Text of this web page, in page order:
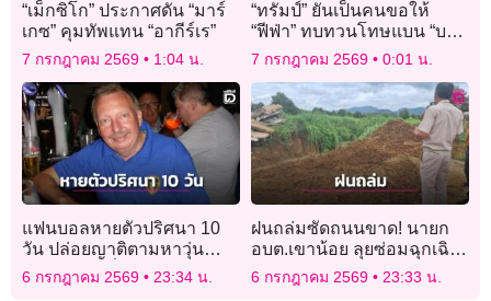
“เม็กซิโก” ประกาศดัน “มาร์
เกซ” คุมทัพแทน “อากีร์เร”
7 กรกฎาคม 2569 1:04 น.
“ทรัมป์” ยันเป็นคนขอให้
“ฟีฟ่า” ทบทวนโทษแบน “บา
โลกุน”
7 กรกฎาคม 2569 0:01 น.
แฟนบอลหายตัวปริศนา 10
วัน ปล่อยญาติตามหาวุ่น
ขณะเจ้าตัวนั่งเชียร์บอลโลก
สบายใจเฉิบ
6 กรกฎาคม 2569 23:34 น.
ฝนถล่มซัดถนนขาด! นายก
อบต.เขาน้อย ลุยซ่อมฉุกเฉิน
ชาวบ้านคาใจถนนส่อไม่ได้
มาตรฐาน
6 กรกฎาคม 2569 23:33 น.